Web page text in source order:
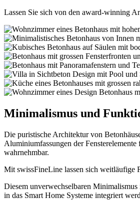
Lassen Sie sich von den award-winning
Minimalismus und
Die puristische Architektur von
Aluminiumfassungen der
wahrnehmbar.
Mit swissFineLine lassen sich weitläufige
Diesem unverwechselbaren
in das Smart Home Systeme integriert